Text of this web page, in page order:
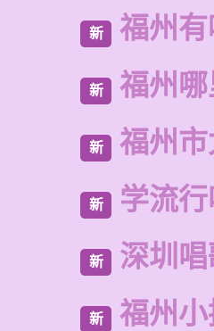
新 福州
新 福州
新 福州
新 学流
新 深圳
新 福州